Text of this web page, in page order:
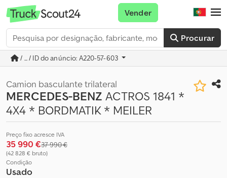
Procurar
Vender
/ ... / ID do anúncio: A220-57-603
Camion basculante trilateral
MERCEDES-BENZ ACTROS 1841 *
4X4 * BORDMATIK * MEILER
Preço fixo acresce IVA
35 990 €37 990 €
(42 828 € bruto)
Condição
Usado